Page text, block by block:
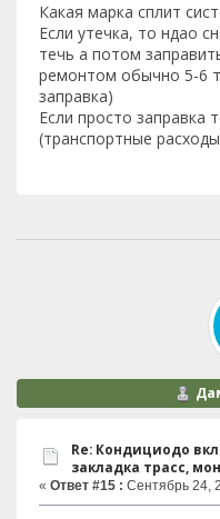
Какая марка сплит
Если утечка, то ндао
течь а потом
ремонтом обычно 5-6
заправка)
Если просто заправка
(транспортные
Re: Кондициодо
закладка трасс,
« Ответ #15 : Сентябрь 24,